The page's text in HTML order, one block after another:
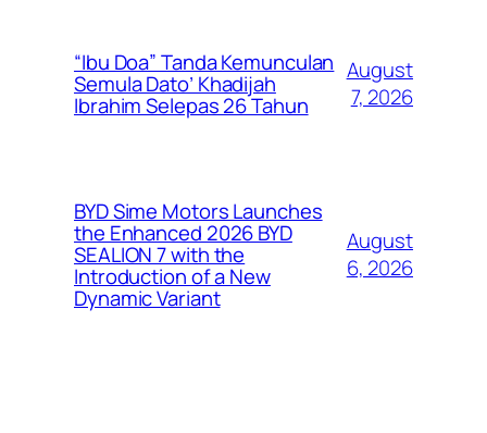
“Ibu Doa” Tanda Kemunculan
Semula Dato’ Khadijah
Ibrahim Selepas 26 Tahun
August
7, 2026
BYD Sime Motors Launches
the Enhanced 2026 BYD
SEALION 7 with the
Introduction of a New
Dynamic Variant
August
6, 2026